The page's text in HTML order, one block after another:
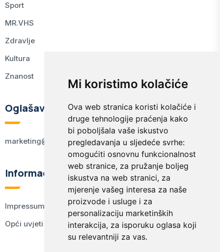
Mi koristimo kolačiće
Ova web stranica koristi kolačiće i
druge tehnologije praćenja kako
bi poboljšala vaše iskustvo
pregledavanja u sljedeće svrhe:
omogućiti osnovnu funkcionalnost
web stranice, za pružanje boljeg
iskustva na web stranici, za
mjerenje vašeg interesa za naše
proizvode i usluge i za
personalizaciju marketinških
interakcija, za isporuku oglasa koji
su relevantniji za vas.
Sport
MR.VHS
Zdravlje
Kultura
Znanost
Oglašavanje
marketing@kodex.hr
Informacije
Impressum
Opći uvjeti korištenja